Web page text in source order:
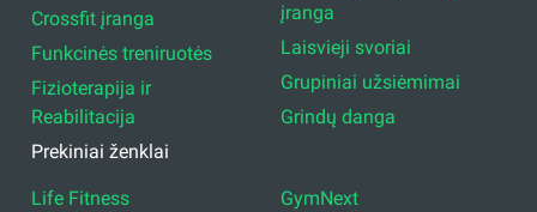
Crossfit įranga
Funkcinės treniruotės
Fizioterapija ir
Reabilitacija
įranga
Laisvieji svoriai
Grupiniai užsiėmimai
Grindų danga
Prekiniai ženklai
Life Fitness
GymNext